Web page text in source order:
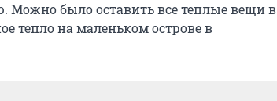
Можно было оставить все теплые вещи в
тепло на маленьком острове в